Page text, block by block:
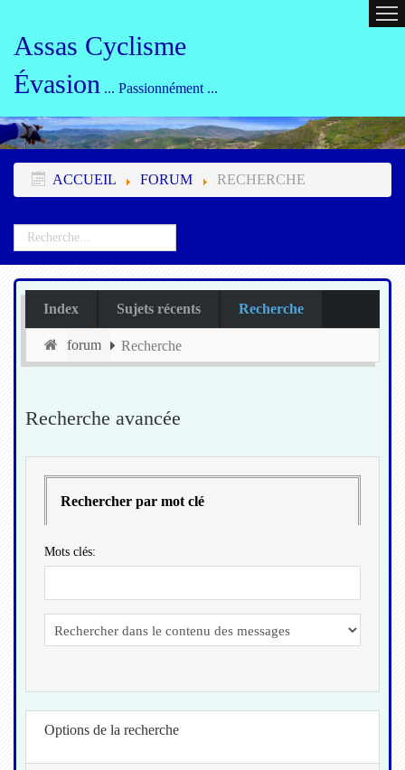
Assas Cyclisme
Évasion ... Passionnément ...
ACCUEIL FORUM RECHERCHE
Index Sujets récents Recherche
forum Recherche
Recherche avancée
Rechercher par mot clé
Mots clés:
Options de la recherche